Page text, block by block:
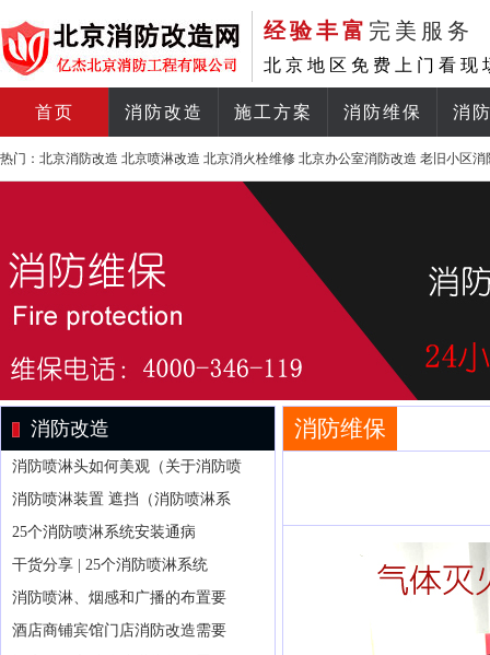
经验丰富 完美服务
北京地区免费上门看现
首页 消防改造 施工方案 消防维保 消
热门： 北京消防改造 北京喷淋改造 北京消火栓维修 北京办公室消防改造 老旧小区消
消防改造
消防喷淋头如何美观（关于消防喷
消防喷淋装置 遮挡（消防喷淋系
25个消防喷淋系统安装通病
干货分享 | 25个消防喷淋系统
消防喷淋、烟感和广播的布置要
酒店商铺宾馆门店消防改造需要
消防维保